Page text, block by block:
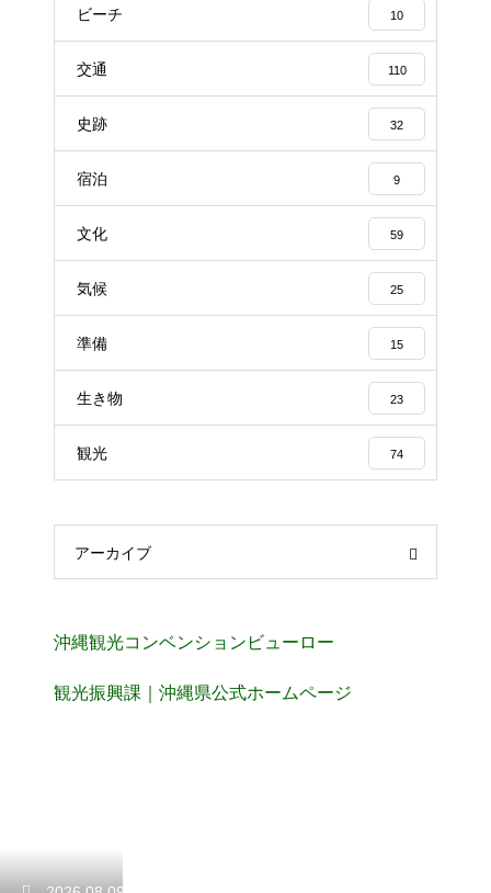
ビーチ 10
交通 110
史跡 32
宿泊 9
文化 59
気候 25
準備 15
生き物 23
観光 74
アーカイブ
沖縄観光コンベンションビューロー
観光振興課｜沖縄県公式ホームページ